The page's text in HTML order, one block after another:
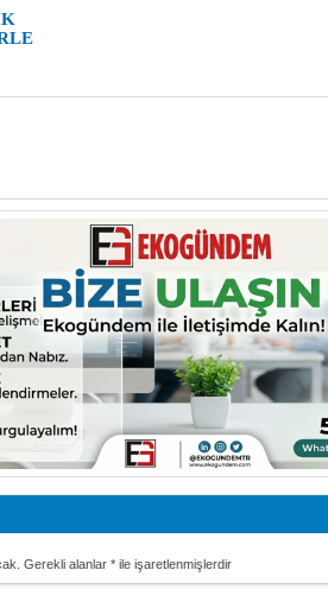
Gerekli alanlar * ile işaretlenmişlerdir